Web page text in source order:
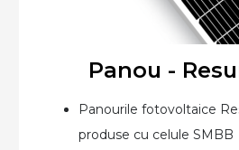
Panou -
Panourile fotovoltaice
produse cu celule